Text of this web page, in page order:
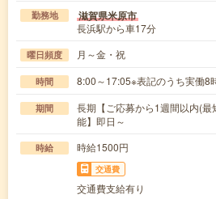
勤務地 滋賀県米原市
長浜駅から車17分
曜日頻度 月～金・祝
時間 8:00～17:05※表記のうち実働8
期間
長期【ご応募から1週間以内(
能】即日～
時給 時給1500円
交通費
交通費支給有り